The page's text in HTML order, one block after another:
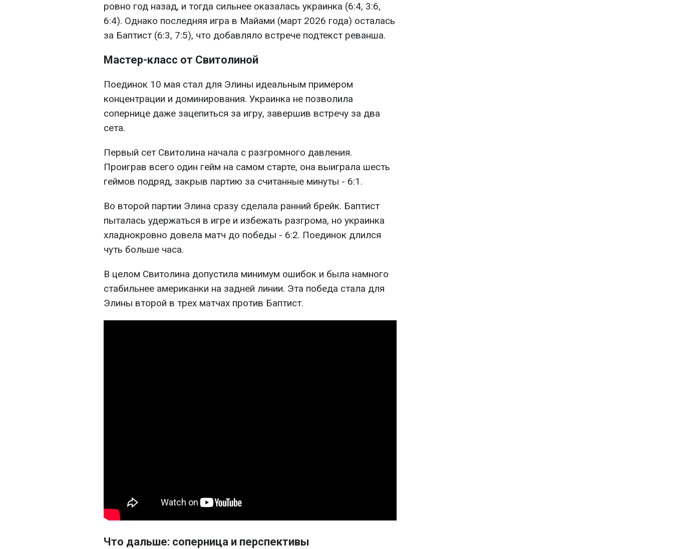
ровно год назад, и тогда сильнее оказалась украинка (6:4, 3:6,
6:4). Однако последняя игра в Майами (март 2026 года) осталась
за Баптист (6:3, 7:5), что добавляло встрече подтекст реванша.
Мастер-класс от Свитолиной
Поединок 10 мая стал для Элины идеальным примером
концентрации и доминирования. Украинка не позволила
сопернице даже зацепиться за игру, завершив встречу за два
сета.
Первый сет Свитолина начала с разгромного давления.
Проиграв всего один гейм на самом старте, она выиграла шесть
геймов подряд, закрыв партию за считанные минуты - 6:1.
Во второй партии Элина сразу сделала ранний брейк. Баптист
пыталась удержаться в игре и избежать разгрома, но украинка
хладнокровно довела матч до победы - 6:2. Поединок длился
чуть больше часа.
В целом Свитолина допустила минимум ошибок и была намного
стабильнее американки на задней линии. Эта победа стала для
Элины второй в трех матчах против Баптист.
Что дальше: соперница и перспективы